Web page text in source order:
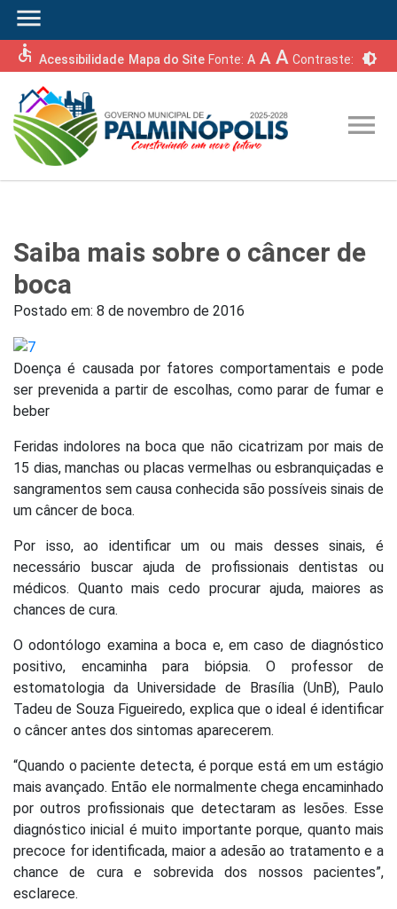
menu
accessible Acessibilidade Mapa do Site Fonte: A A A Contraste: brightness_6
menu
Saiba mais sobre o câncer de
boca
Postado em: 8 de novembro de 2016
Doença é causada por fatores comportamentais e pode
ser prevenida a partir de escolhas, como parar de fumar e
beber
Feridas indolores na boca que não cicatrizam por mais de
15 dias, manchas ou placas vermelhas ou esbranquiçadas e
sangramentos sem causa conhecida são possíveis sinais de
um câncer de boca.
Por isso, ao identificar um ou mais desses sinais, é
necessário buscar ajuda de profissionais dentistas ou
médicos. Quanto mais cedo procurar ajuda, maiores as
chances de cura.
O odontólogo examina a boca e, em caso de diagnóstico
positivo, encaminha para biópsia. O professor de
estomatologia da Universidade de Brasília (UnB), Paulo
Tadeu de Souza Figueiredo, explica que o ideal é identificar
o câncer antes dos sintomas aparecerem.
“Quando o paciente detecta, é porque está em um estágio
mais avançado. Então ele normalmente chega encaminhado
por outros profissionais que detectaram as lesões. Esse
diagnóstico inicial é muito importante porque, quanto mais
precoce for identificada, maior a adesão ao tratamento e a
chance de cura e sobrevida dos nossos pacientes”,
esclarece.